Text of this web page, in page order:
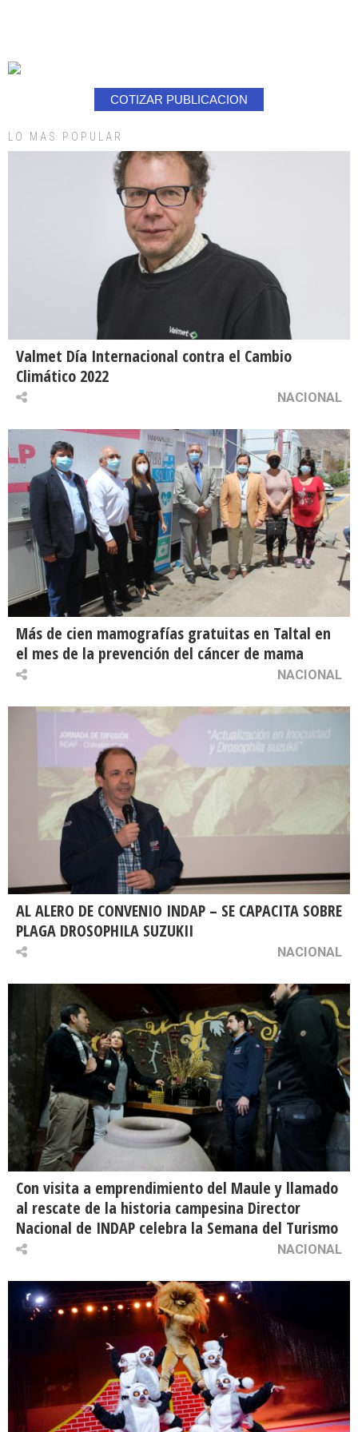
COTIZAR PUBLICACION
LO MAS POPULAR
Valmet Día Internacional contra el Cambio
Climático 2022
NACIONAL
Más de cien mamografías gratuitas en Taltal en
el mes de la prevención del cáncer de mama
NACIONAL
AL ALERO DE CONVENIO INDAP – SE CAPACITA SOBRE
PLAGA DROSOPHILA SUZUKII
NACIONAL
Con visita a emprendimiento del Maule y llamado
al rescate de la historia campesina Director
Nacional de INDAP celebra la Semana del Turismo
NACIONAL